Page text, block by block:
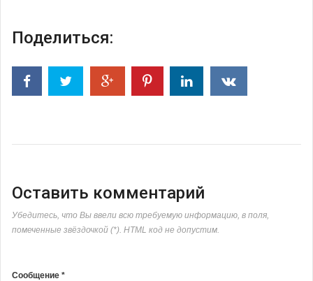
Поделиться:
Оставить комментарий
Убедитесь, что Вы ввели всю требуемую информацию, в поля,
помеченные звёздочкой (*). HTML код не допустим.
Сообщение *